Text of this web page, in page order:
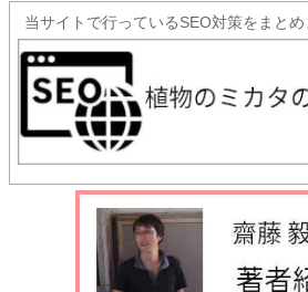
当サイトで行っているSEO対策をまとめ